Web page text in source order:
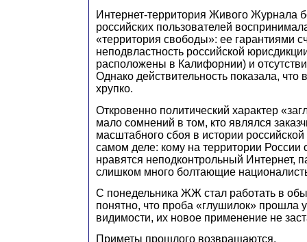
Интернет-территория Живого Журнала
российских пользователей
«территория свободы»: ее гарантиями
неподвластность российской
расположены в Калифорнии) и
Однако действительность показала, что
хрупко.
Откровенно политический характер
мало сомнений в том, кто являлся
масштабного сбоя в истории
самом деле: кому на территории России
нравятся неподконтрольный Интернет,
слишком много болтающие
С понедельника ЖЖ стал работать в
понятно, что проба «глушилок» прошла
видимости, их новое применение не
Приметы прошлого возвращаются.